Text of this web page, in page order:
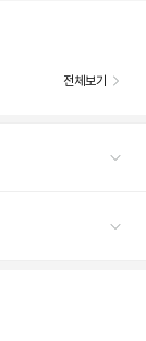
전체보기